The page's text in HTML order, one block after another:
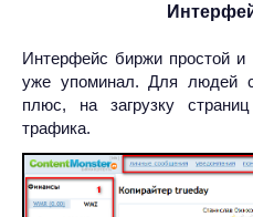
Интерфейс биржи простой
уже упоминал. Для людей
плюс, на загрузку
трафика.